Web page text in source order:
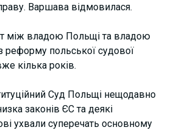
Варшава відмовилася.
між владою Польщі та владою
реформу польської судової
кілька років.
Суд Польщі нещодавно
законів ЄС та деякі
ухвали суперечать основному